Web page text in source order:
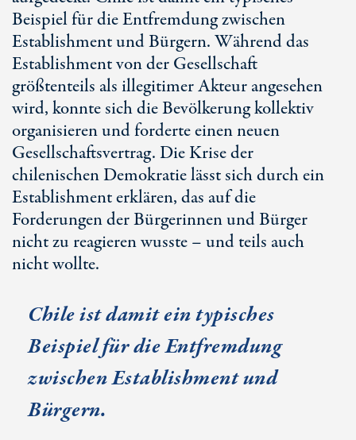
Beispiel für die Entfremdung zwischen
Establishment und Bürgern. Während das
Establishment von der Gesellschaft
größtenteils als illegitimer Akteur angesehen
wird, konnte sich die Bevölkerung kollektiv
organisieren und forderte einen neuen
Gesellschaftsvertrag. Die Krise der
chilenischen Demokratie lässt sich durch ein
Establishment erklären, das auf die
Forderungen der Bürgerinnen und Bürger
nicht zu reagieren wusste – und teils auch
nicht wollte.
Chile ist damit ein typisches
Beispiel für die Entfremdung
zwischen Establishment und
Bürgern.